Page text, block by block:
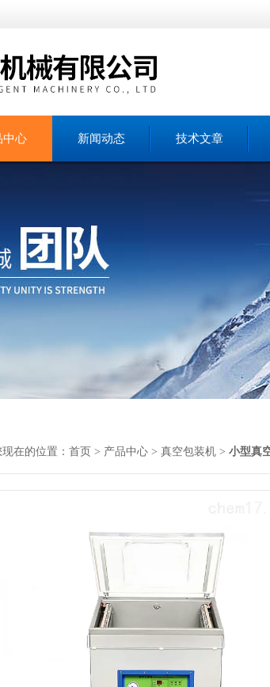
中心 新闻动态 技术文章
在的位置： 首页 > 产品中心 > 真空包装机 > 小型真